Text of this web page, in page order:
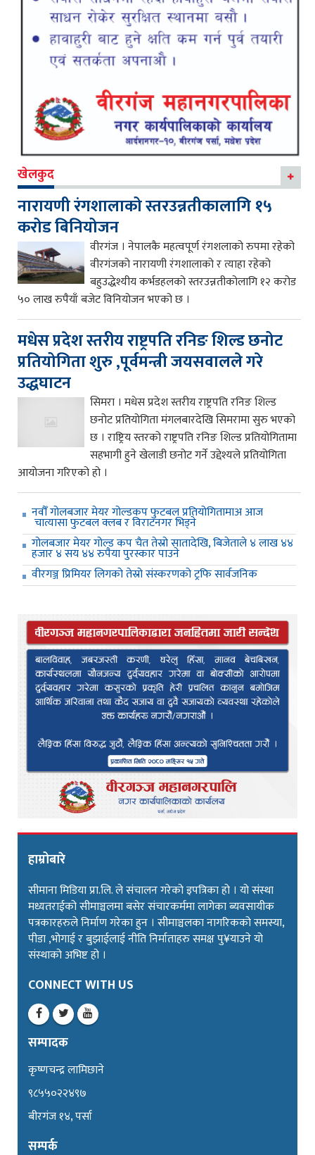
खेलकुद
नारायणी रंगशालाको स्तरउन्नतीकालागि १५
करोड बिनियोजन
वीरगंज । नेपालकै महत्वपूर्ण रंगशलाको रुपमा रहेको
वीरगंजको नारायणी रंगशालाको र त्याहा रहेको
बहुउद्धेश्यीय कर्भडहलको स्तरउन्नतीकोलागि १२ करोड
५० लाख रुपैयाँ बजेट विनियोजन भएको छ ।
मधेस प्रदेश स्तरीय राष्ट्रपति रनिङ शिल्ड छनोट
प्रतियोगिता शुरु ,पूर्वमन्त्री जयसवालले गरे
उद्धघाटन
सिमरा । मधेस प्रदेश स्तरीय राष्ट्रपति रनिङ शिल्ड
छनोट प्रतियोगिता मंगलबारदेखि सिमरामा सुरु भएको
छ । राष्ट्रिय स्तरको राष्ट्रपति रनिङ शिल्ड प्रतियोगितामा
सहभागी हुने खेलाडी छनोट गर्ने उद्देश्यले प्रतियोगिता
आयोजना गरिएको हो ।
नवौँ गोलबजार मेयर गोल्डकप फुटबल प्रतियोगितामाअ आज
चात्यासा फुटबल क्लब र विराटनगर भिड्ने
गोलबजार मेयर गोल्ड कप चैत तेस्रो सातादेखि, बिजेताले ४ लाख ४४
हजार ४ सय ४४ रुपैया पुरस्कार पाउने
वीरगञ्ज प्रिमियर लिगको तेस्रो संस्करणको ट्रफि सार्वजनिक
हाम्रोबारे
सीमाना मिडिया प्रा.लि. ले संचालन गरेको इपत्रिका हो । यो संस्था
मध्यतराईको सीमाञ्चलमा बसेर संचारकर्ममा लागेका ब्यवसायीक
पत्रकारहरुले निर्माण गरेका हुन । सीमाञ्चलका नागरिकको समस्या,
पीडा ,भोगाई र बुझाईलाई नीति निर्माताहरु समक्ष पु¥याउने यो
संस्थाको अभिष्ट हो ।
CONNECT WITH US
सम्पादक
कृष्णचन्द्र लामिछाने
९८५५०२२४९७
बीरगंज १४, पर्सा
सम्पर्क